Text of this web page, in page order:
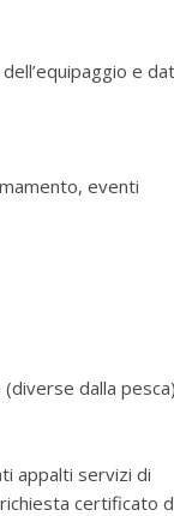
e
eventi
dalla
appalti servizi di
certificato